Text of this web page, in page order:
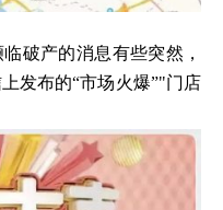
破产的消息有些突然，
发布的“市场火爆”"门店